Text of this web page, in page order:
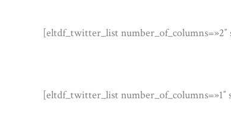
[eltdf_twitter_list number_of_columns=»2″
[eltdf_twitter_list number_of_columns=»1″